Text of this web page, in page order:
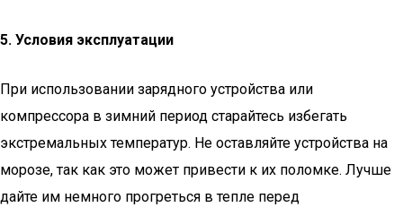
5. Условия эксплуатации
При использовании зарядного устройства или
компрессора в зимний период старайтесь избегать
экстремальных температур. Не оставляйте устройства на
морозе, так как это может привести к их поломке. Лучше
дайте им немного прогреться в тепле перед